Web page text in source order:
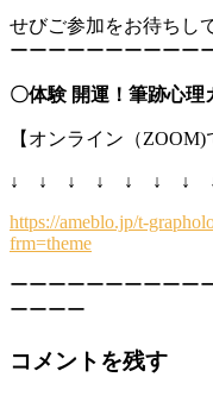
せびご参加をお待ちし
ーーーーーーーーーー
〇体験 開運！筆跡心理
【オンライン（
↓ ↓ ↓ ↓ ↓ ↓ ↓
https://ameblo.jp/t-
frm=theme
ーーーーーーーーーー
ーーーー
コメントを残す